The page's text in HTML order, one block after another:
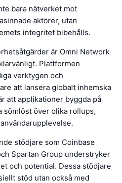
bara nätverket mot
aktörer, utan
integritet bibehålls.
är Omni Network
Plattformen
verktygen och
att lansera globalt inhemska
att applikationer byggda på
sömlöst över olika rollups,
stödjare som Coinbase
Spartan Group understryker
och potential. Dessa stödjare
stöd utan också med